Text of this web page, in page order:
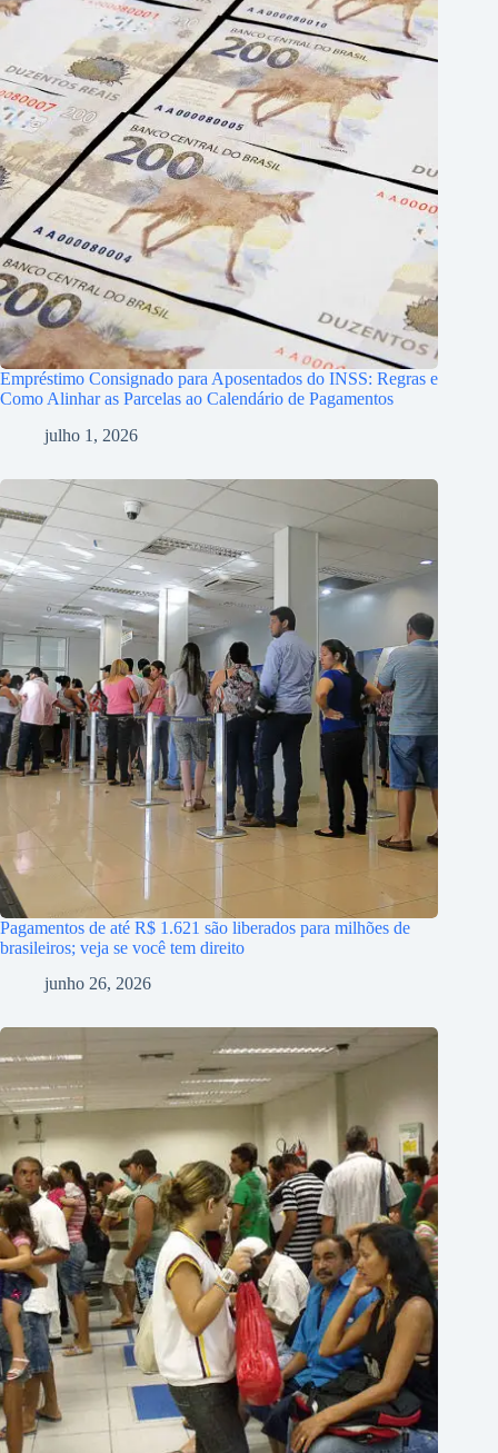
Empréstimo Consignado para Aposentados do INSS: Regras e
Como Alinhar as Parcelas ao Calendário de Pagamentos
julho 1, 2026
Pagamentos de até R$ 1.621 são liberados para milhões de
brasileiros; veja se você tem direito
junho 26, 2026